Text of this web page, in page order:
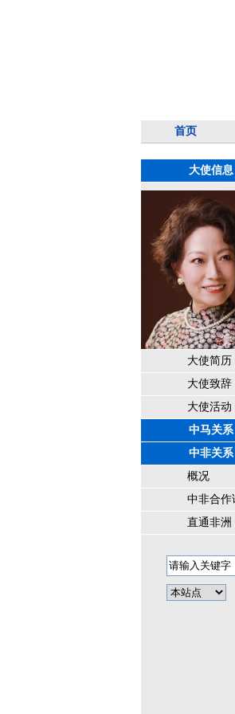
首页
大使信息
大使简历
大使致辞
大使活动
中马关系
中非关系
概况
中非合作
直通非洲